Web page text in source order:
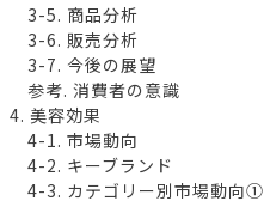
3-5. 商品分析
3-6. 販売分析
3-7. 今後の展望
参考. 消費者の意識
4. 美容効果
4-1. 市場動向
4-2. キーブランド
4-3. カテゴリー別市場動向①